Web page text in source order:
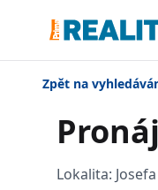
Zpět na
Lokalita: